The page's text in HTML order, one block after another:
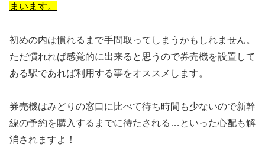
まいます。
初めの内は慣れるまで手間取ってしまうかもしれません。
ただ慣れれば感覚的に出来ると思うので券売機を設置して
ある駅であれば利用する事をオススメします。
券売機はみどりの窓口に比べて待ち時間も少ないので新幹
線の予約を購入するまでに待たされる…といった心配も解
消されますよ！